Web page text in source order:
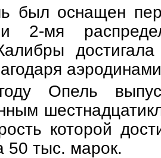
был оснащен
2-мя
Опель
которой
50 тыс. марок.